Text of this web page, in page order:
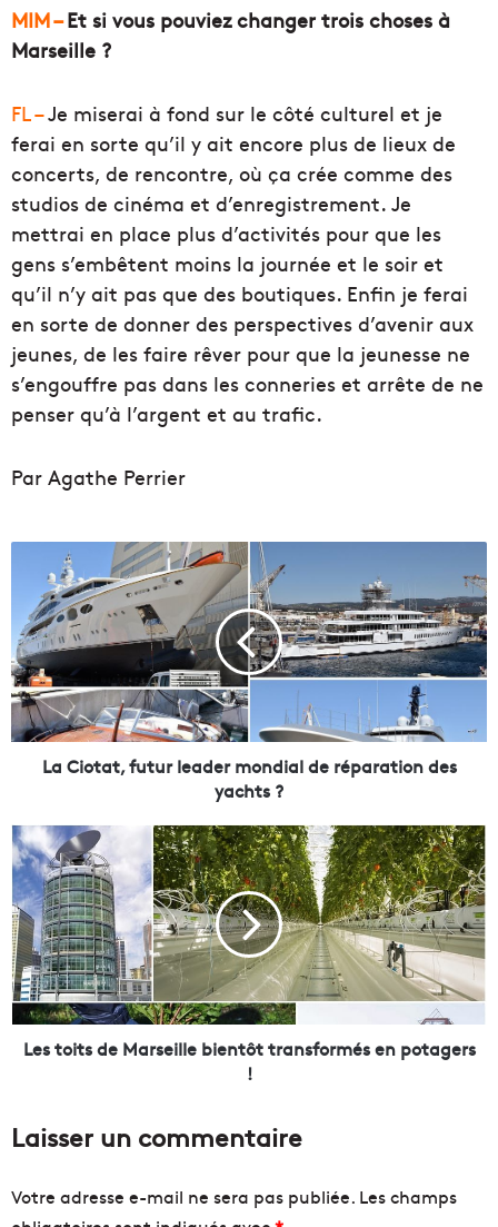
MIM –Et si vous pouviez changer trois choses à
Marseille ?
FL –Je miserai à fond sur le côté culturel et je
ferai en sorte qu’il y ait encore plus de lieux de
concerts, de rencontre, où ça crée comme des
studios de cinéma et d’enregistrement. Je
mettrai en place plus d’activités pour que les
gens s’embêtent moins la journée et le soir et
qu’il n’y ait pas que des boutiques. Enfin je ferai
en sorte de donner des perspectives d’avenir aux
jeunes, de les faire rêver pour que la jeunesse ne
s’engouffre pas dans les conneries et arrête de ne
penser qu’à l’argent et au trafic.
Par Agathe Perrier
o
t
a
,
u
r
l
e
a
d
e
r
m
e
La Ciotat, futur leader mondial de réparation des
yachts ?
L
e
s
t
o
i
t
s
d
s
i
l
Les toits de Marseille bientôt transformés en potagers
!
Laisser un commentaire
Votre adresse e-mail ne sera pas publiée. Les champs